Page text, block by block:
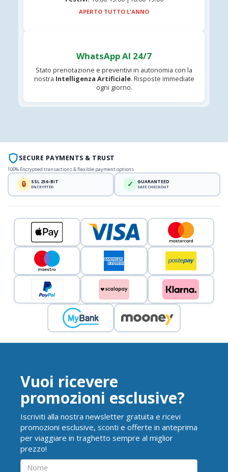
APERTO TUTTO L'ANNO
WhatsApp AI 24/7
Stato prenotazione e preventivi in autonomia con la
nostra Intelligenza Artificiale. Risposte immediate
ogni giorno.
SECURE PAYMENTS & TRUST
100% Encrypted transactions & flexible payment options
🔒 SSL 256-BIT
ENCRYPTED ✓ GUARANTEED
SAFE CHECKOUT
Vuoi ricevere
promozioni esclusive?
Iscriviti alla nostra newsletter gratuita e ricevi
promozioni esclusive, sconti e offerte in anteprima
per viaggiare in traghetto sempre al miglior
prezzo!